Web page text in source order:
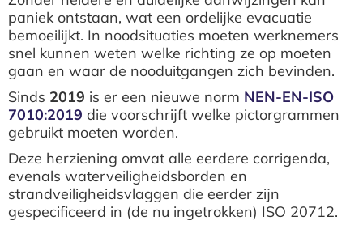
paniek ontstaan, wat een ordelijke evacuatie
bemoeilijkt. In noodsituaties moeten werknemers
snel kunnen weten welke richting ze op moeten
gaan en waar de nooduitgangen zich bevinden.
Sinds 2019 is er een nieuwe norm NEN-EN-ISO
7010:2019 die voorschrijft welke pictorgrammen
gebruikt moeten worden.
Deze herziening omvat alle eerdere corrigenda,
evenals waterveiligheidsborden en
strandveiligheidsvlaggen die eerder zijn
gespecificeerd in (de nu ingetrokken) ISO 20712.